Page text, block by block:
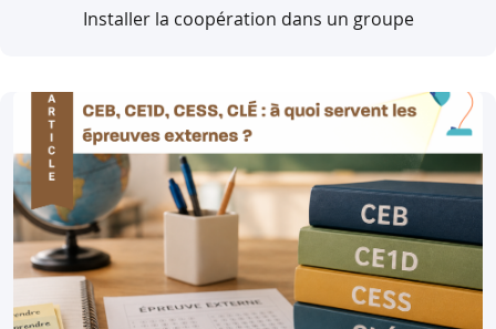
Installer la coopération dans un groupe